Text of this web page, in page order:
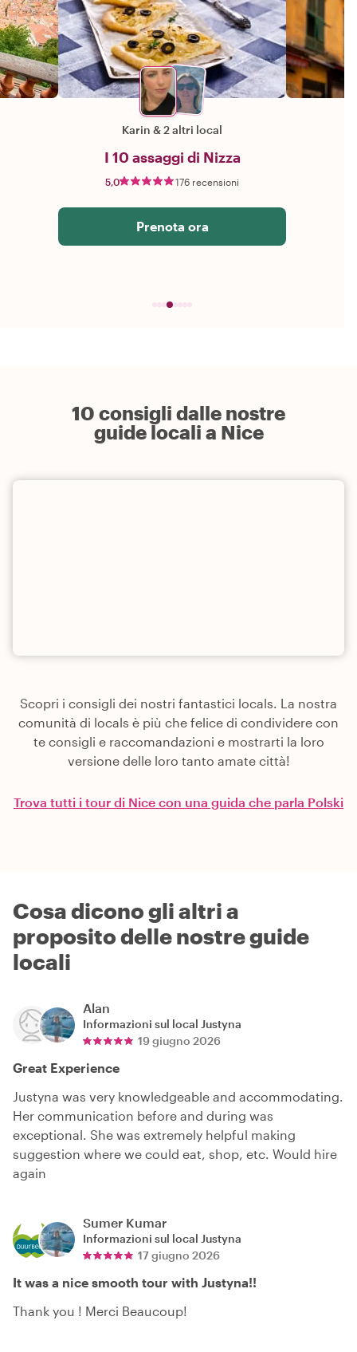
Karin &2 altri local
I 10 assaggi di Nizza
5,0 176 recensioni
Prenota ora
10 consigli dalle nostre
guide locali a Nice
Scopri i consigli dei nostri fantastici locals. La nostra
comunità di locals è più che felice di condividere con
te consigli e raccomandazioni e mostrarti la loro
versione delle loro tanto amate città!
Trova tutti i tour di Nice con una guida che parla Polski
Cosa dicono gli altri a
proposito delle nostre guide
locali
Alan
Informazioni sul local Justyna
19 giugno 2026
Great Experience
Justyna was very knowledgeable and accommodating.
Her communication before and during was
exceptional. She was extremely helpful making
suggestion where we could eat, shop, etc. Would hire
again
Sumer Kumar
Informazioni sul local Justyna
17 giugno 2026
It was a nice smooth tour with Justyna!!
Thank you ! Merci Beaucoup!